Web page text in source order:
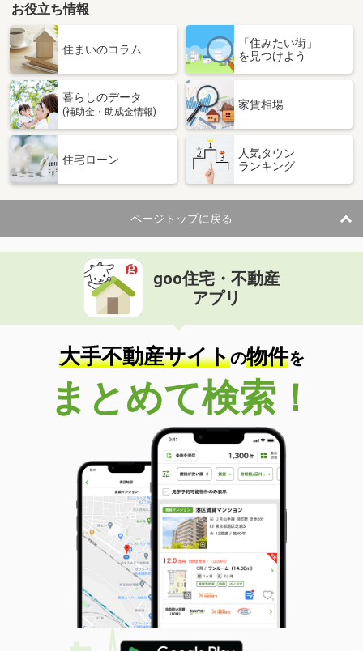
お役立ち情報
住まいのコラム
「住みたい街」
を見つけよう
暮らしのデータ
(補助金・助成金情報)
家賃相場
住宅ローン
人気タウン
ランキング
ページトップに戻る
goo住宅・不動産
アプリ
大手不動産サイトの物件を
まとめて検索！